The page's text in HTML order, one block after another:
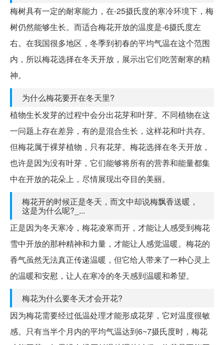
梅树具有一定的耐寒能力，在-25摄氏度的寒冷环境下，梅
树仍然能够生长。而适合梅花开放的温度是-6摄氏度左
右。在我国很多地区，冬季到初春的平均气温在这个范围
内，所以梅花选择在冬天开放，展示出它们吃苦耐寒的精
神。
为什么梅花要开在冬天里?
植物生长发芽的过程中会分出花芽和叶芽。不同植物在这
一问题上存在差异，有的是混合生长，这样花和叶共存。
但梅花属于裸芽植物，只有花芽。梅花选择在冬天开放，
也许是因为没有叶芽，它们能够将所有的营养和能量都集
中在开放的花朵上，尽情展现出夺目的美丽。
梅花开的时候正是冬天，而文中却说梅飘香送暖，
这是为什么呢?_...
正是因为冬天寒冷，梅花凌寒而开，才能让人感受到梅花
雪中开放的那种精神和力量，才能让人感觉温暖。梅花的
香气虽然无法真正传递温暖，但它给人带来了一种心灵上
的温暖和安慰，让人在寒冷的冬天感到温暖和希望。
梅花为什么要冬天才会开花?
因为梅花需要经过低温处理才能形成花芽，它对温度很敏
感。只有当半个月内的平均气温达到6~7摄氏度时，梅花